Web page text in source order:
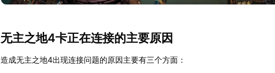
无主之地4卡正在连接的主要原因
造成无主之地4出现连接问题的原因主要有三个方面：